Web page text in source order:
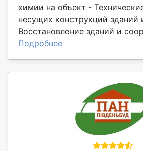
химии на объект -
несущих конструкций
Восстановление зданий и
Подробнее